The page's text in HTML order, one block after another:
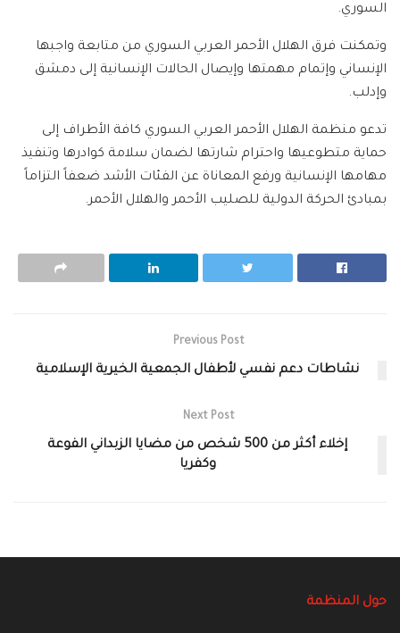
السوري.
وتمكنت فرق الهلال الأحمر العربي السوري من متابعة واجبها
الإنساني وإتمام مهمتها وإيصال الحالات الإنسانية إلى دمشق
وإدلب.
تدعو منظمة الهلال الأحمر العربي السوري كافة الأطراف إلى
حماية متطوعيها واحترام شارتها لضمان سلامة كوادرها وتنفيذ
مهامها الإنسانية ورفع المعاناة عن الفئات الأشد ضعفاً التزاماً
بمبادئ الحركة الدولية للصليب الأحمر والهلال الأحمر.
Previous Post
نشاطات دعم نفسي لأطفال الجمعية الخيرية الإسلامية
Next Post
إخلاء أكثر من 500 شخص من مضايا الزبداني الفوعة
وكفريا
حول المنظمة